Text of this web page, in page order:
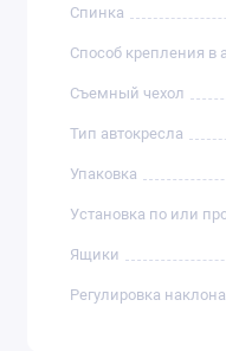
Спинка
Способ крепления в
Съемный чехол
Тип автокресла
Упаковка
Установка по или
Ящики
Регулировка